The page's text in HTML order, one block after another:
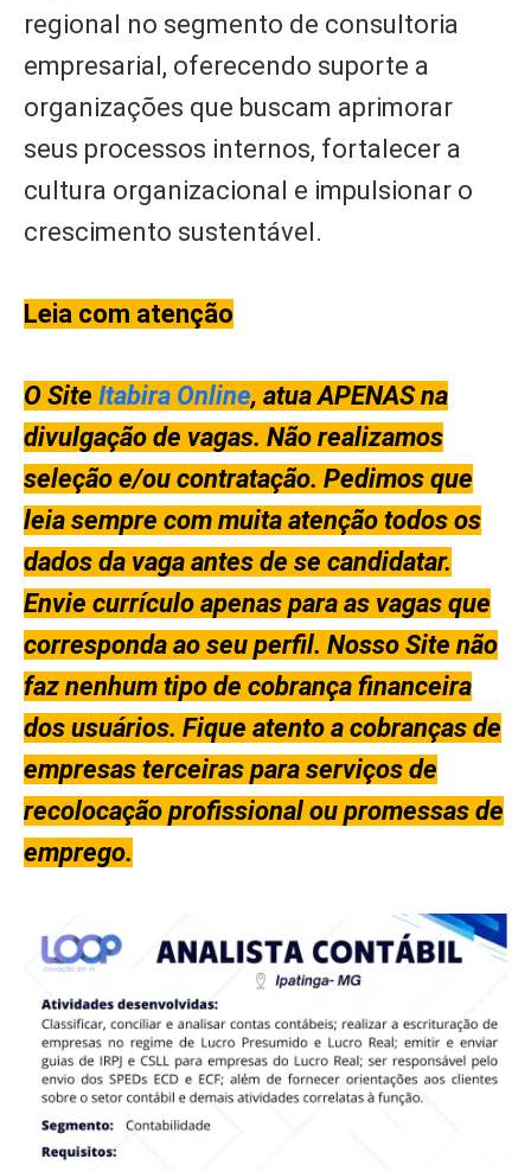
regional no segmento de consultoria
empresarial, oferecendo suporte a
organizações que buscam aprimorar
seus processos internos, fortalecer a
cultura organizacional e impulsionar o
crescimento sustentável.
Leia com atenção
O Site Itabira Online, atua APENAS na
divulgação de vagas. Não realizamos
seleção e/ou contratação. Pedimos que
leia sempre com muita atenção todos os
dados da vaga antes de se candidatar.
Envie currículo apenas para as vagas que
corresponda ao seu perfil. Nosso Site não
faz nenhum tipo de cobrança financeira
dos usuários. Fique atento a cobranças de
empresas terceiras para serviços de
recolocação profissional ou promessas de
emprego.